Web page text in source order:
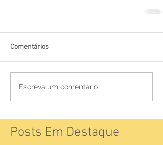
Comentários
Escreva um comentário
Posts Em Destaque